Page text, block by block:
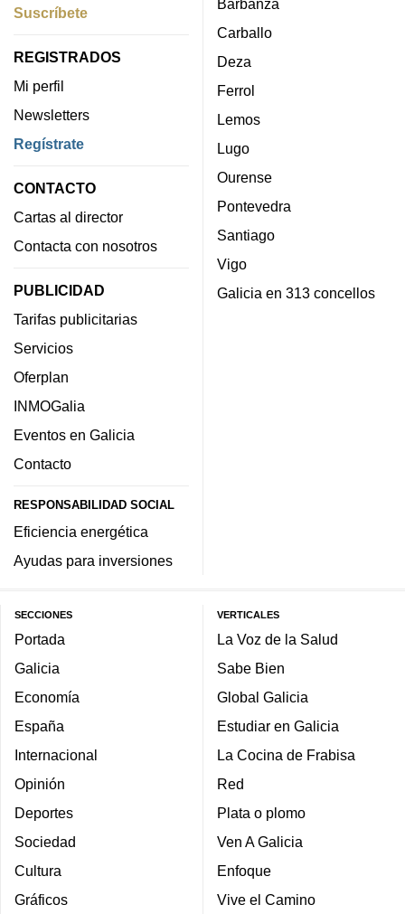
Suscríbete
REGISTRADOS
Mi perfil
Newsletters
Regístrate
CONTACTO
Cartas al director
Contacta con nosotros
PUBLICIDAD
Tarifas publicitarias
Servicios
Oferplan
INMOGalia
Eventos en Galicia
Contacto
RESPONSABILIDAD SOCIAL
Eficiencia energética
Ayudas para inversiones
Barbanza
Carballo
Deza
Ferrol
Lemos
Lugo
Ourense
Pontevedra
Santiago
Vigo
Galicia en 313 concellos
SECCIONES
Portada
Galicia
Economía
España
Internacional
Opinión
Deportes
Sociedad
Cultura
Gráficos
VERTICALES
La Voz de la Salud
Sabe Bien
Global Galicia
Estudiar en Galicia
La Cocina de Frabisa
Red
Plata o plomo
Ven A Galicia
Enfoque
Vive el Camino